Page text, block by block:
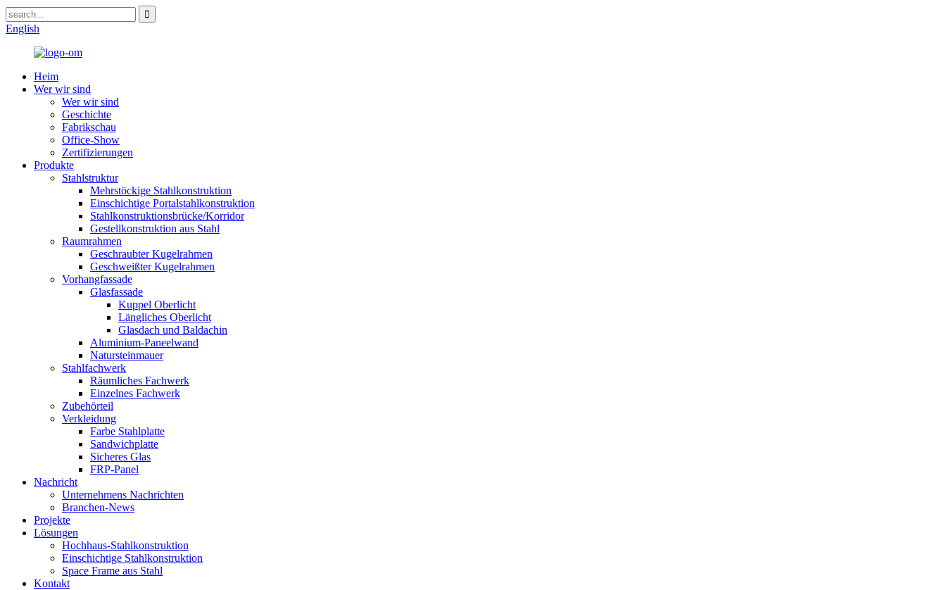
English
Heim
Wer wir sind
Wer wir sind
Geschichte
Fabrikschau
Office-Show
Zertifizierungen
Produkte
Stahlstruktur
Mehrstöckige Stahlkonstruktion
Einschichtige Portalstahlkonstruktion
Stahlkonstruktionsbrücke/Korridor
Gestellkonstruktion aus Stahl
Raumrahmen
Geschraubter Kugelrahmen
Geschweißter Kugelrahmen
Vorhangfassade
Glasfassade
Kuppel Oberlicht
Längliches Oberlicht
Glasdach und Baldachin
Aluminium-Paneelwand
Natursteinmauer
Stahlfachwerk
Räumliches Fachwerk
Einzelnes Fachwerk
Zubehörteil
Verkleidung
Farbe Stahlplatte
Sandwichplatte
Sicheres Glas
FRP-Panel
Nachricht
Unternehmens Nachrichten
Branchen-News
Projekte
Lösungen
Hochhaus-Stahlkonstruktion
Einschichtige Stahlkonstruktion
Space Frame aus Stahl
Kontakt